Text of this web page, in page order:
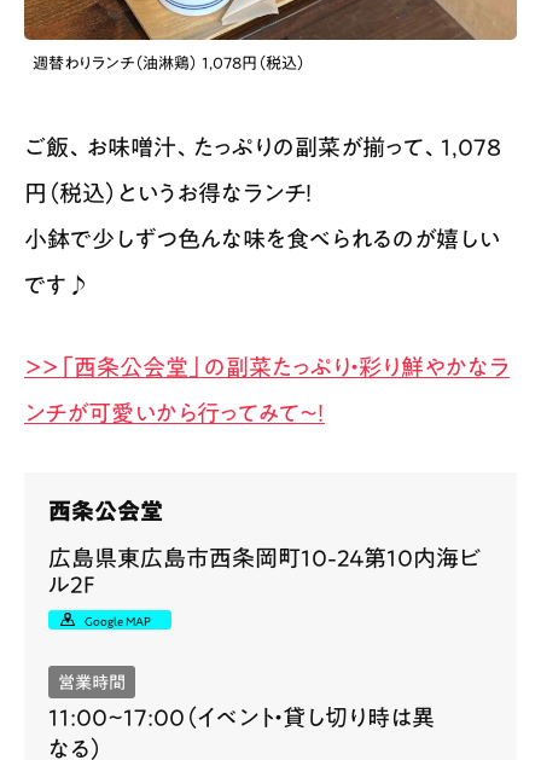
週替わりランチ（油淋鶏） 1,078円（税込）
ご飯、お味噌汁、たっぷりの副菜が揃って、1,078
円（税込）というお得なランチ！
小鉢で少しずつ色んな味を食べられるのが嬉しい
です♪
＞＞「西条公会堂」の副菜たっぷり・彩り鮮やかなラ
ンチが可愛いから行ってみて～！
西条公会堂
広島県東広島市西条岡町10-24第10内海ビ
ル2F
Google MAP
営業時間
11:00~17:00（イベント・貸し切り時は異
なる）